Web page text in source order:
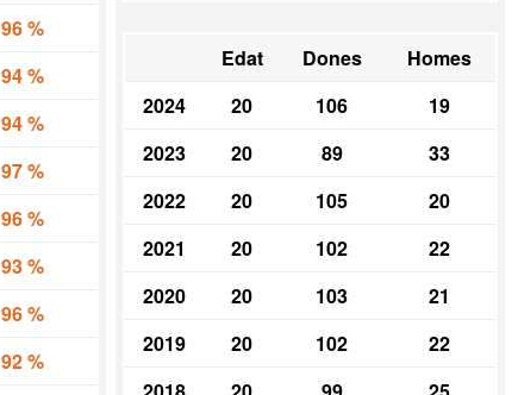
Edat Dones
Homes
2024
20 106
19
2023
20 89
33
2022
20 105
20
2021
20 102
22
2020
20 103
21
2019
20 102
22
96 %
94 %
94 %
97 %
96 %
93 %
96 %
92 %